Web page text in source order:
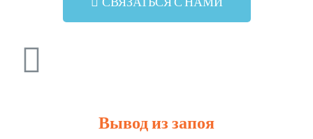
Вывод из запоя